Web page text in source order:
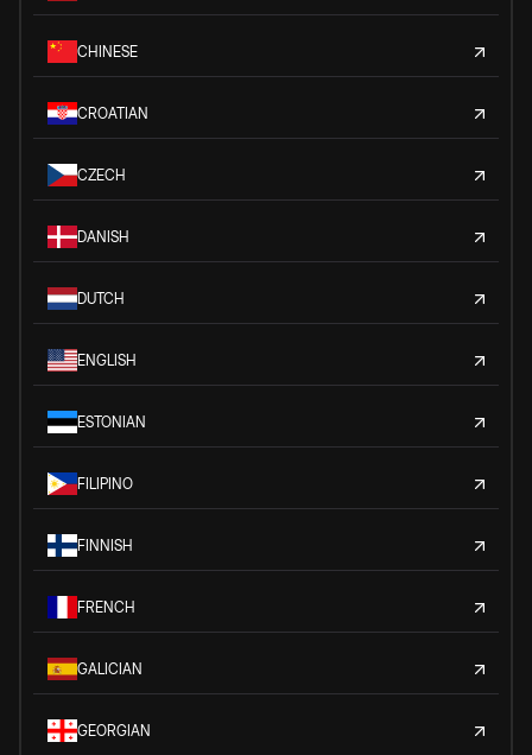
CHINESE
CROATIAN
CZECH
DANISH
DUTCH
ENGLISH
ESTONIAN
FILIPINO
FINNISH
FRENCH
GALICIAN
GEORGIAN